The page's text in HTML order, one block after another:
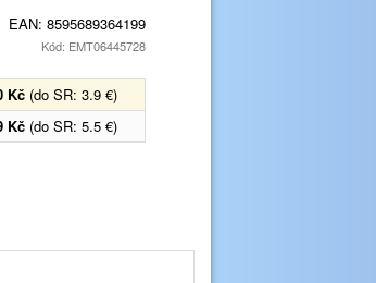
EAN: 8595689364199
Kód: EMT06445728
Kč (do SR: 3.9 €)
Kč (do SR: 5.5 €)